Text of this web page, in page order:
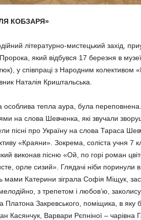
КОБЗАРЯ»
літера­турно-мистецький захід,
який відбувся 17 березня в
у співпраці з Народним
Наталія Криштальська.
особлива теп­ла аура, була переповнена.
на слова Шевченка, які звучали
пісні про Укра­їну на слова Тараса
«Края­ни». Зокрема, соліс­та учня 7
виконав пісню «Ой, по горі роман
орле сизий». Глядачі ніби поринули в
ма­ми Катерини зіграла Софія Міщук,
з трепетом і любо­в’ю,
Платона Закревського, поміщика, в яку
Касянчук, Вар­вари Рєпніної –